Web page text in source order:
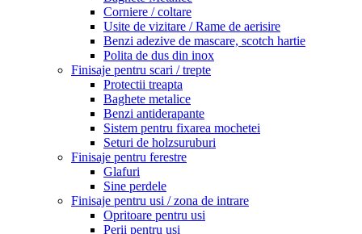
Corniere / coltare
Usite de vizitare / Rame de aerisire
Benzi adezive de mascare, scotch hartie
Polita de dus din inox
Finisaje pentru scari / trepte
Protectii treapta
Baghete metalice
Benzi antiderapante
Sistem pentru fixarea mochetei
Seturi de holzsuruburi
Finisaje pentru ferestre
Glafuri
Sine perdele
Finisaje pentru usi / zona de intrare
Opritoare pentru usi
Perii pentru usi